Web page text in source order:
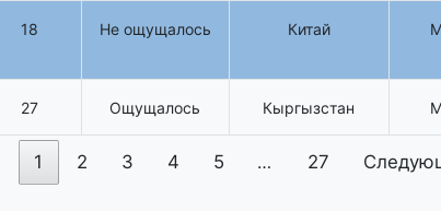
18 Не ощущалось Китай
27 Ощущалось Кыргызстан
1 2 3 4 5 … 27